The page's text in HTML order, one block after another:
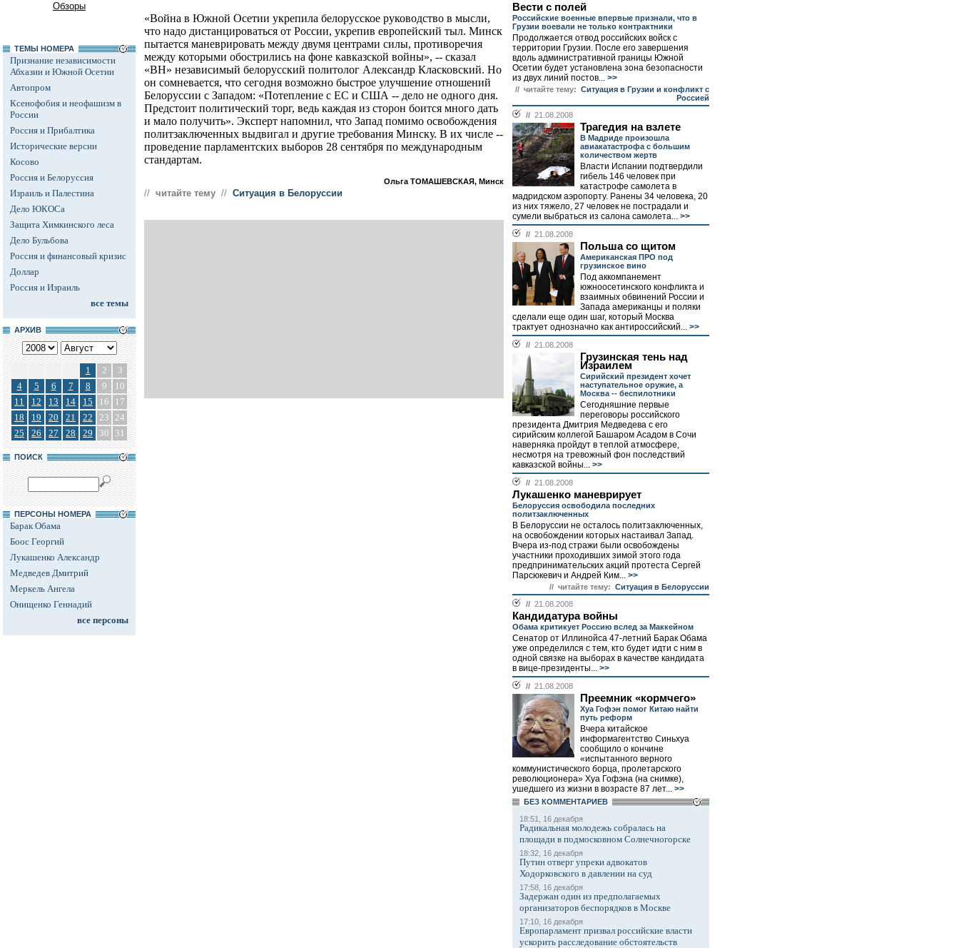
Обзоры
ТЕМЫ НОМЕРА
Признание независимости
Абхазии и Южной Осетии
Автопром
Ксенофобия и неофашизм в
России
Россия и Прибалтика
Исторические версии
Косово
Россия и Белоруссия
Израиль и Палестина
Дело ЮКОСа
Защита Химкинского леса
Дело Бульбова
Россия и финансовый кризис
Доллар
Россия и Израиль
все темы
АРХИВ
1 2
3
4
5 6 7 8 9
10
11
12 13 14 15 16
17
18
19 20 21 22 23 24
25
26 27 28 29 30 31
ПОИСК
ПЕРСОНЫ НОМЕРА
Барак Обама
Боос Георгий
Лукашенко Александр
Медведев Дмитрий
Меркель Ангела
Онищенко Геннадий
все персоны
«Война в Южной Осетии укрепила белорусское руководство в мысли,
что надо дистанцироваться от России, укрепив европейский тыл. Минск
пытается маневрировать между двумя центрами силы, противоречия
между которыми обострились на фоне кавказской войны», -- сказал
«ВН» независимый белорусский политолог Александр Класковский. Но
он сомневается, что сегодня возможно быстрое улучшение отношений
Белоруссии с Западом: «Потепление с ЕС и США -- дело не одного дня.
Предстоит политический торг, ведь каждая из сторон боится много дать
и мало получить». Эксперт напомнил, что Запад помимо освобождения
политзаключенных выдвигал и другие требования Минску. В их числе --
проведение парламентских выборов 28 сентября по международным
стандартам.
Ольга ТОМАШЕВСКАЯ, Минск
// читайте тему // Ситуация в Белоруссии
Вести с полей
Российские военные впервые признали, что в
Грузии воевали не только контрактники
Продолжается отвод российских войск с
территории Грузии. После его завершения
вдоль административной границы Южной
Осетии будет установлена зона безопасности
из двух линий постов... >>
// читайте тему: Ситуация в Грузии и конфликт с
Россией
// 21.08.2008
Трагедия на взлете
В Мадриде произошла
авиакатастрофа с большим
количеством жертв
Власти Испании подтвердили
гибель 146 человек при
катастрофе самолета в
мадридском аэропорту. Ранены 34 человека, 20
из них тяжело, 27 человек не пострадали и
сумели выбраться из салона самолета... >>
// 21.08.2008
Польша со щитом
Американская ПРО под
грузинское вино
Под аккомпанемент
южноосетинского конфликта и
взаимных обвинений России и
Запада американцы и поляки
сделали еще один шаг, который Москва
трактует однозначно как антироссийский... >>
// 21.08.2008
Грузинская тень над
Израилем
Сирийский президент хочет
наступательное оружие, а
Москва -- беспилотники
Сегодняшние первые
переговоры российского
президента Дмитрия Медведева с его
сирийским коллегой Башаром Асадом в Сочи
наверняка пройдут в теплой атмосфере,
несмотря на тревожный фон последствий
кавказской войны... >>
// 21.08.2008
Лукашенко маневрирует
Белоруссия освободила последних
политзаключенных
В Белоруссии не осталось политзаключенных,
на освобождении которых настаивал Запад.
Вчера из-под стражи были освобождены
участники проходивших зимой этого года
предпринимательских акций протеста Сергей
Парсюкевич и Андрей Ким... >>
// читайте тему: Ситуация в Белоруссии
// 21.08.2008
Кандидатура войны
Обама критикует Россию вслед за Маккейном
Сенатор от Иллинойса 47-летний Барак Обама
уже определился с тем, кто будет идти с ним в
одной связке на выборах в качестве кандидата
в вице-президенты... >>
// 21.08.2008
Преемник «кормчего»
Хуа Гофэн помог Китаю найти
путь реформ
Вчера китайское
информагентство Синьхуа
сообщило о кончине
«испытанного верного
коммунистического борца, пролетарского
революционера» Хуа Гофэна (на снимке),
ушедшего из жизни в возрасте 87 лет... >>
БЕЗ КОМMЕНТАРИЕВ
18:51, 16 декабря
Радикальная молодежь собралась на
площади в подмосковном Солнечногорске
18:32, 16 декабря
Путин отверг упреки адвокатов
Ходорковского в давлении на суд
17:58, 16 декабря
Задержан один из предполагаемых
организаторов беспорядков в Москве
17:10, 16 декабря
Европарламент призвал российские власти
ускорить расследование обстоятельств